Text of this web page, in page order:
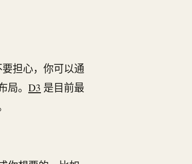
担心，你可以通
。 D3 是目前最